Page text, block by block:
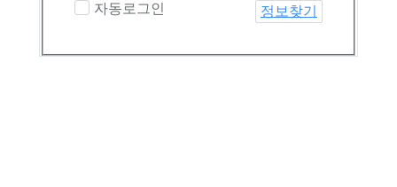
자동로그인 정보찾기